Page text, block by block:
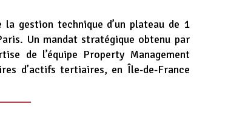
gestion technique d’un plateau de 1
Un mandat stratégique obtenu par
de l’équipe Property Management
d’actifs tertiaires, en Île-de-France